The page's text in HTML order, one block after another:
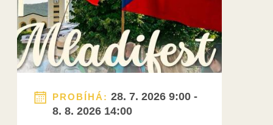
PROBÍHÁ: 28. 7. 2026 9:00 -
8. 8. 2026 14:00